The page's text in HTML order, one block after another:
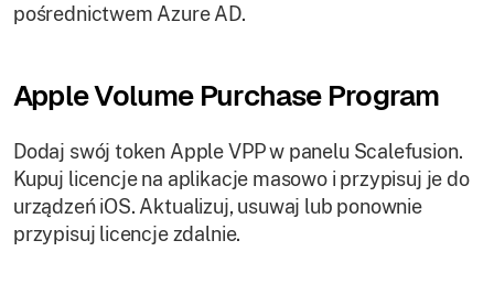
pośrednictwem Azure AD.
Apple Volume Purchase Program
Dodaj swój token Apple VPP w panelu Scalefusion.
Kupuj licencje na aplikacje masowo i przypisuj je do
urządzeń iOS. Aktualizuj, usuwaj lub ponownie
przypisuj licencje zdalnie.